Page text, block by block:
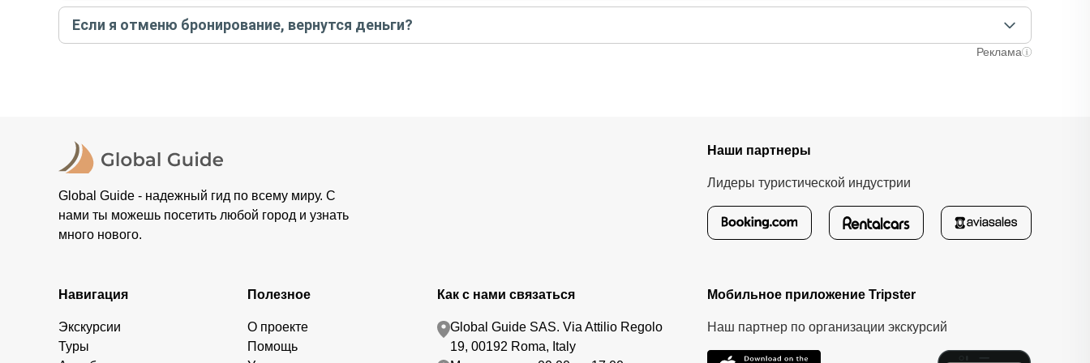
Создайте заказ на удобную дату и время, и внесите предоплату как можно скорее, чтобы другие путешественники не заняли ваше место. После этого вам станут доступны
контакты организатора и точное место встречи. Оставшуюся стоимость оплатите организатору напрямую. В редких случаях оплата полностью происходит на сайте.
Если я отменю бронирование, вернутся деньги?
Реклама
Global Guide - надежный гид по всему миру. С
нами ты можешь посетить любой город и узнать
много нового.
Наши партнеры
Лидеры туристической индустрии
Навигация
Экскурсии
Туры
Полезное
О проекте
Помощь
Как с нами связаться
Global Guide SAS. Via Attilio Regolo
19, 00192 Roma, Italy
Мобильное приложение Tripster
Наш партнер по организации экскурсий